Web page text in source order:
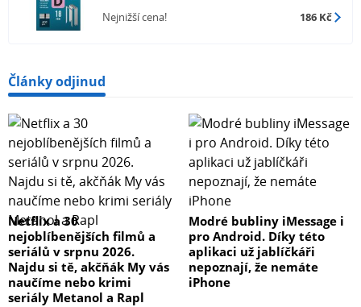
Nejnižší cena! 186 Kč
Články odjinud
Netflix a 30
nejoblíbenějších filmů a
seriálů v srpnu 2026.
Najdu si tě, akčňák My vás
naučíme nebo krimi
seriály Metanol a Rapl
Modré bubliny iMessage i
pro Android. Díky této
aplikaci už jablíčkáři
nepoznají, že nemáte
iPhone